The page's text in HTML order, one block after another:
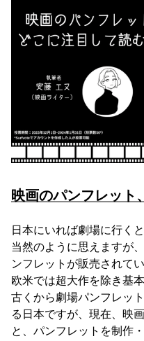
映画のパンフレット
日本にいれば劇場に行く
当然のように思えますが
ンフレットが販売されて
欧米では超大作を除き基
古くから劇場パンフレッ
る日本ですが、現在、映
と、パンフレットを制作